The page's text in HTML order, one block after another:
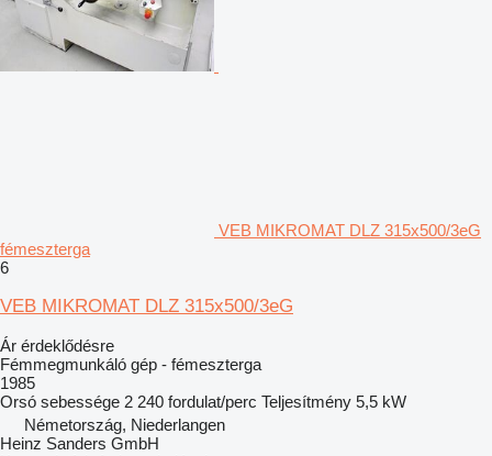
VEB MIKROMAT DLZ 315x500/3eG
fémeszterga
6
VEB MIKROMAT DLZ 315x500/3eG
Ár érdeklődésre
Fémmegmunkáló gép - fémeszterga
1985
Orsó sebessége 2 240 fordulat/perc Teljesítmény 5,5 kW
Németország, Niederlangen
Heinz Sanders GmbH